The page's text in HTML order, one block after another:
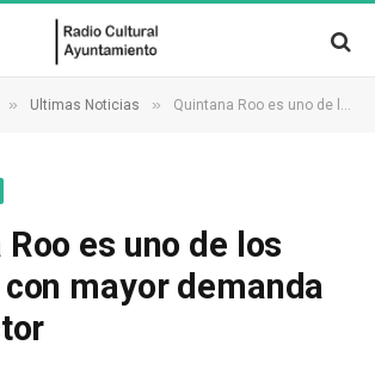
» Ultimas Noticias » Quintana Roo es uno de los destinos con mayor demanda en el sector
es uno de los
mayor demanda